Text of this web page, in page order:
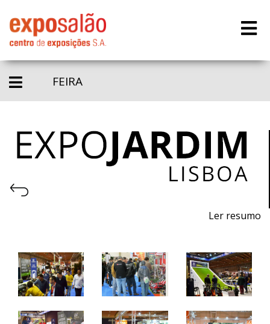
FEIRA
Ler resumo
7 a 9 de abril de 2022 - FIL - Lisboa
quinta a sábado - 10h / 19h